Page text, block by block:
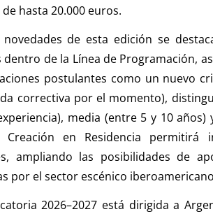
hasta 20.000 euros.
novedades de esta edición se
dentro de la Línea de Programación,
postulantes como un nuevo
correctiva por el momento),
media (entre 5 y 10 años)
Creación en Residencia permitirá
ampliando las posibilidades de
por el sector escénico
2026–2027 está dirigida a